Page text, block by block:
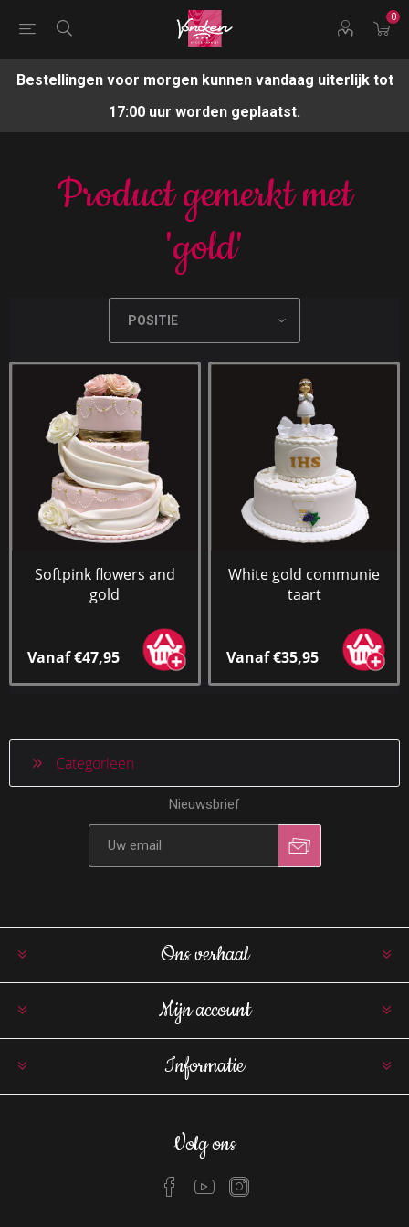
0
Bestellingen voor morgen kunnen vandaag uiterlijk tot
17:00 uur worden geplaatst.
Product gemerkt met
'gold'
Softpink flowers and
gold
Vanaf €47,95
White gold communie
taart
Vanaf €35,95
Categorieen
Nieuwsbrief
Ons verhaal
Mijn account
Informatie
Volg ons